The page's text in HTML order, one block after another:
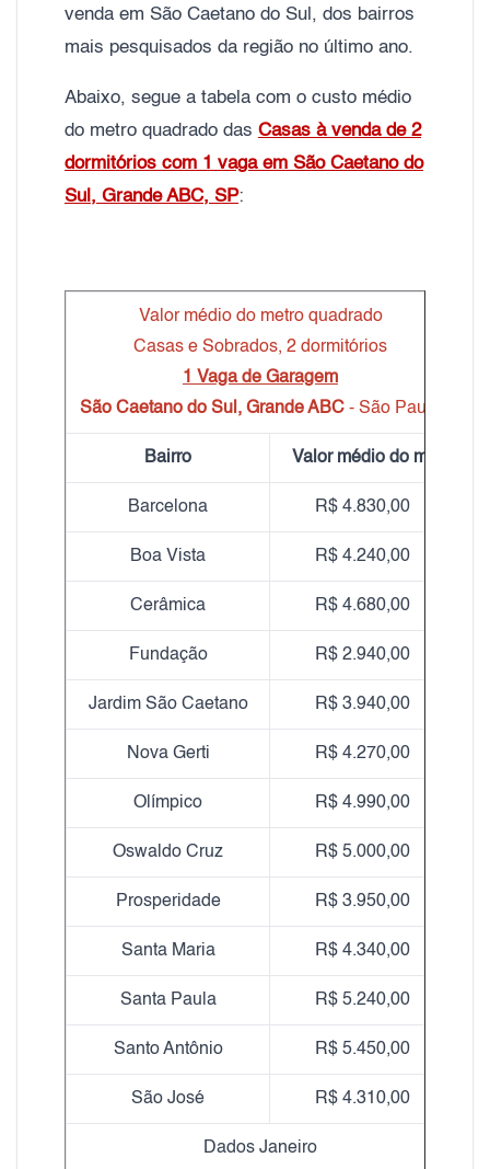
venda em São Caetano do Sul, dos bairros
mais pesquisados da região no último ano.
Abaixo, segue a tabela com o custo médio
do metro quadrado das Casas à venda de 2
dormitórios com 1 vaga em São Caetano do
Sul, Grande ABC, SP:
Valor médio do metro quadrado
Casas e Sobrados, 2 dormitórios
1 Vaga de Garagem
São Caetano do Sul, Grande ABC - São Paulo
Bairro Valor médio do m²
Barcelona R$ 4.830,00
Boa Vista R$ 4.240,00
Cerâmica R$ 4.680,00
Fundação R$ 2.940,00
Jardim São Caetano R$ 3.940,00
Nova Gerti R$ 4.270,00
Olímpico R$ 4.990,00
Oswaldo Cruz R$ 5.000,00
Prosperidade R$ 3.950,00
Santa Maria R$ 4.340,00
Santa Paula R$ 5.240,00
Santo Antônio R$ 5.450,00
São José R$ 4.310,00
Dados Janeiro